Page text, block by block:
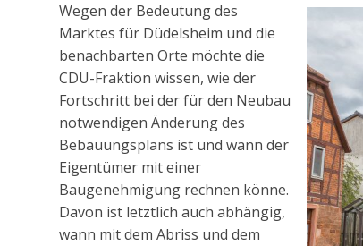
Wegen der Bedeutung des
Marktes für Düdelsheim und die
benachbarten Orte möchte die
CDU-Fraktion wissen, wie der
Fortschritt bei der für den Neubau
notwendigen Änderung des
Bebauungsplans ist und wann der
Eigentümer mit einer
Baugenehmigung rechnen könne.
Davon ist letztlich auch abhängig,
wann mit dem Abriss und dem